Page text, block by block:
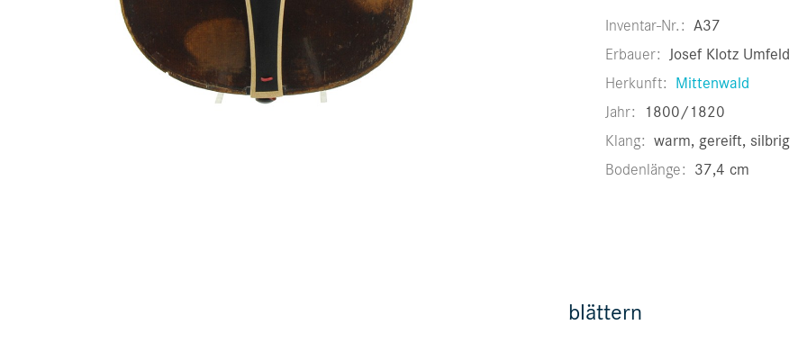
Inventar-Nr. A37
Erbauer Josef Klotz Umfeld
Herkunft Mittenwald
Jahr
1800/1820
Klang warm, gereift, silbrig
Bodenlänge 37,4 cm
blättern